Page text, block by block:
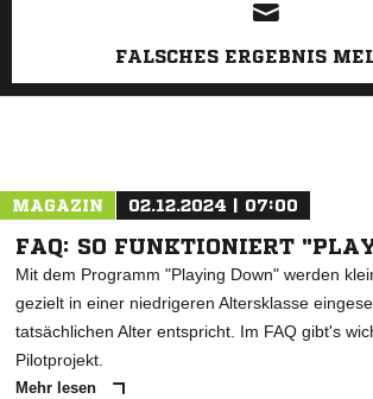
FALSCHES ERGEBNIS
MAGAZIN 02.12.2024 | 07:00
FAQ: SO FUNKTIONIERT
Mit dem Programm "Playing Down" werden
gezielt in einer niedrigeren Altersklasse
tatsächlichen Alter entspricht. Im FAQ gibt's
Pilotprojekt.
Mehr lesen